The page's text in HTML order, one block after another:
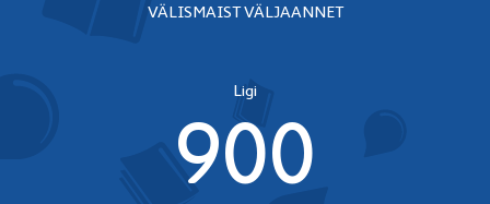
VÄLISMAIST VÄLJAANNET
Ligi
900